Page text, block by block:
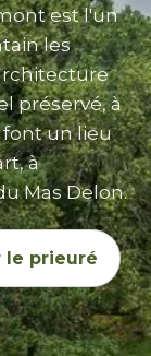
est l'un
les
préservé, à
font un lieu
à
Mas Delon.
le prieuré